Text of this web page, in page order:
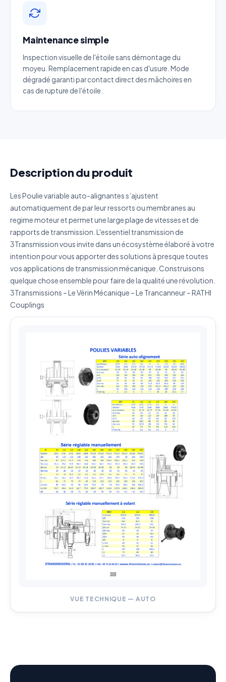
Maintenance simple
Inspection visuelle de l'étoile sans démontage du
moyeu. Remplacement rapide en cas d'usure. Mode
dégradé garanti par contact direct des mâchoires en
cas de rupture de l'étoile.
Description du produit
Les Poulie variable auto-alignantes s’ajustent
automatiquement de par leur ressorts ou membranes au
regime moteur et permet une large plage de vitesses et de
rapports de transmission. L'essentiel transmission de
3Transmission vous invite dans un écosystème élaboré à votre
intention pour vous apporter des solutions à presque toutes
vos applications de transmission mécanique. Construisons
quelque chose ensemble pour faire de la qualité une révolution.
3Transmissions – Le Vérin Mécanique – Le Trancanneur – RATHI
Couplings
VUE TECHNIQUE — AUTO
Catégorie
Référence produit
J'accepte que mes données soient utilisées pour traiter
ma demande.Politique de confidentialité
Envoyer ma demande de devis
Vos données sont protégées et ne seront jamais
partagées